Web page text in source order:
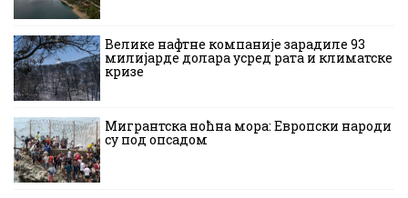
Велике нафтне компаније зарадиле 93
милијарде долара усред рата и климатске
кризе
Мигрантска ноћна мора: Европски народи
су под опсадом